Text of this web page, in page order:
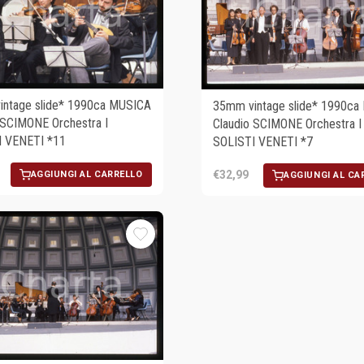
slide* 1990ca MUSICA
Orchestra I
VENETI *11
AGGIUNGI AL CARRELLO
35mm vintage slide* 1990ca
Claudio SCIMONE Orchestra I
SOLISTI VENETI *7
€32,99 AGGIUNGI AL